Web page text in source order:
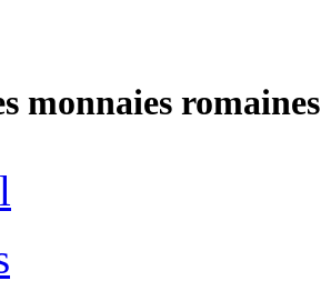
monnaies